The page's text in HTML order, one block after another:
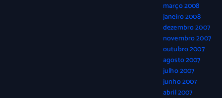
março 2008
janeiro 2008
dezembro 2007
novembro 2007
outubro 2007
agosto 2007
julho 2007
junho 2007
abril 2007